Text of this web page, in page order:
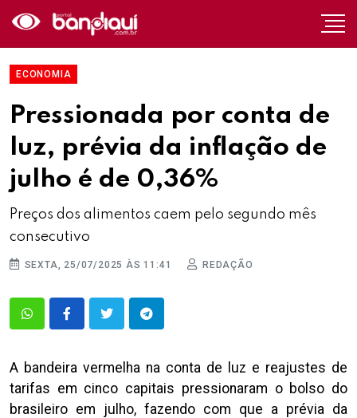
ECONOMIA
Pressionada por conta de
luz, prévia da inflação de
julho é de 0,36%
Preços dos alimentos caem pelo segundo mês
consecutivo
SEXTA, 25/07/2025 ÀS 11:41 REDAÇÃO
A bandeira vermelha na conta de luz e reajustes de
tarifas em cinco capitais pressionaram o bolso do
brasileiro em julho, fazendo com que a prévia da